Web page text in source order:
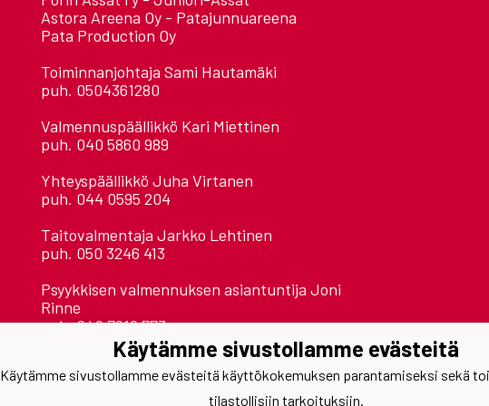
Astora Areena Oy - Patajunnuareena
Pata Production Oy
Toiminnanjohtaja Sami Hautamäki
puh. 0504361280
Valmennuspäällikkö Kari Miettinen
puh. 040 5860 989
Yhteyspäällikkö Juha Virtanen
puh. 044 0595 204
Taitovalmentaja Jarkko Lehtinen
puh. 050 3246 413
Psyykkisen valmennuksen asiantuntija Joni
Rinne
puh. 040 7218 773
Kaikkien sähköposti:
etunimi.sukunimi@assat.com
Käytämme sivustollamme evästeitä
Käytämme sivustollamme evästeitä käyttökokemuksen parantamiseksi sekä
tilastollisiin tarkoituksiin.